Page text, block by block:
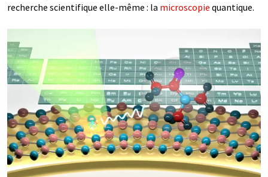
recherche scientifique elle-même : la microscopie quantique.